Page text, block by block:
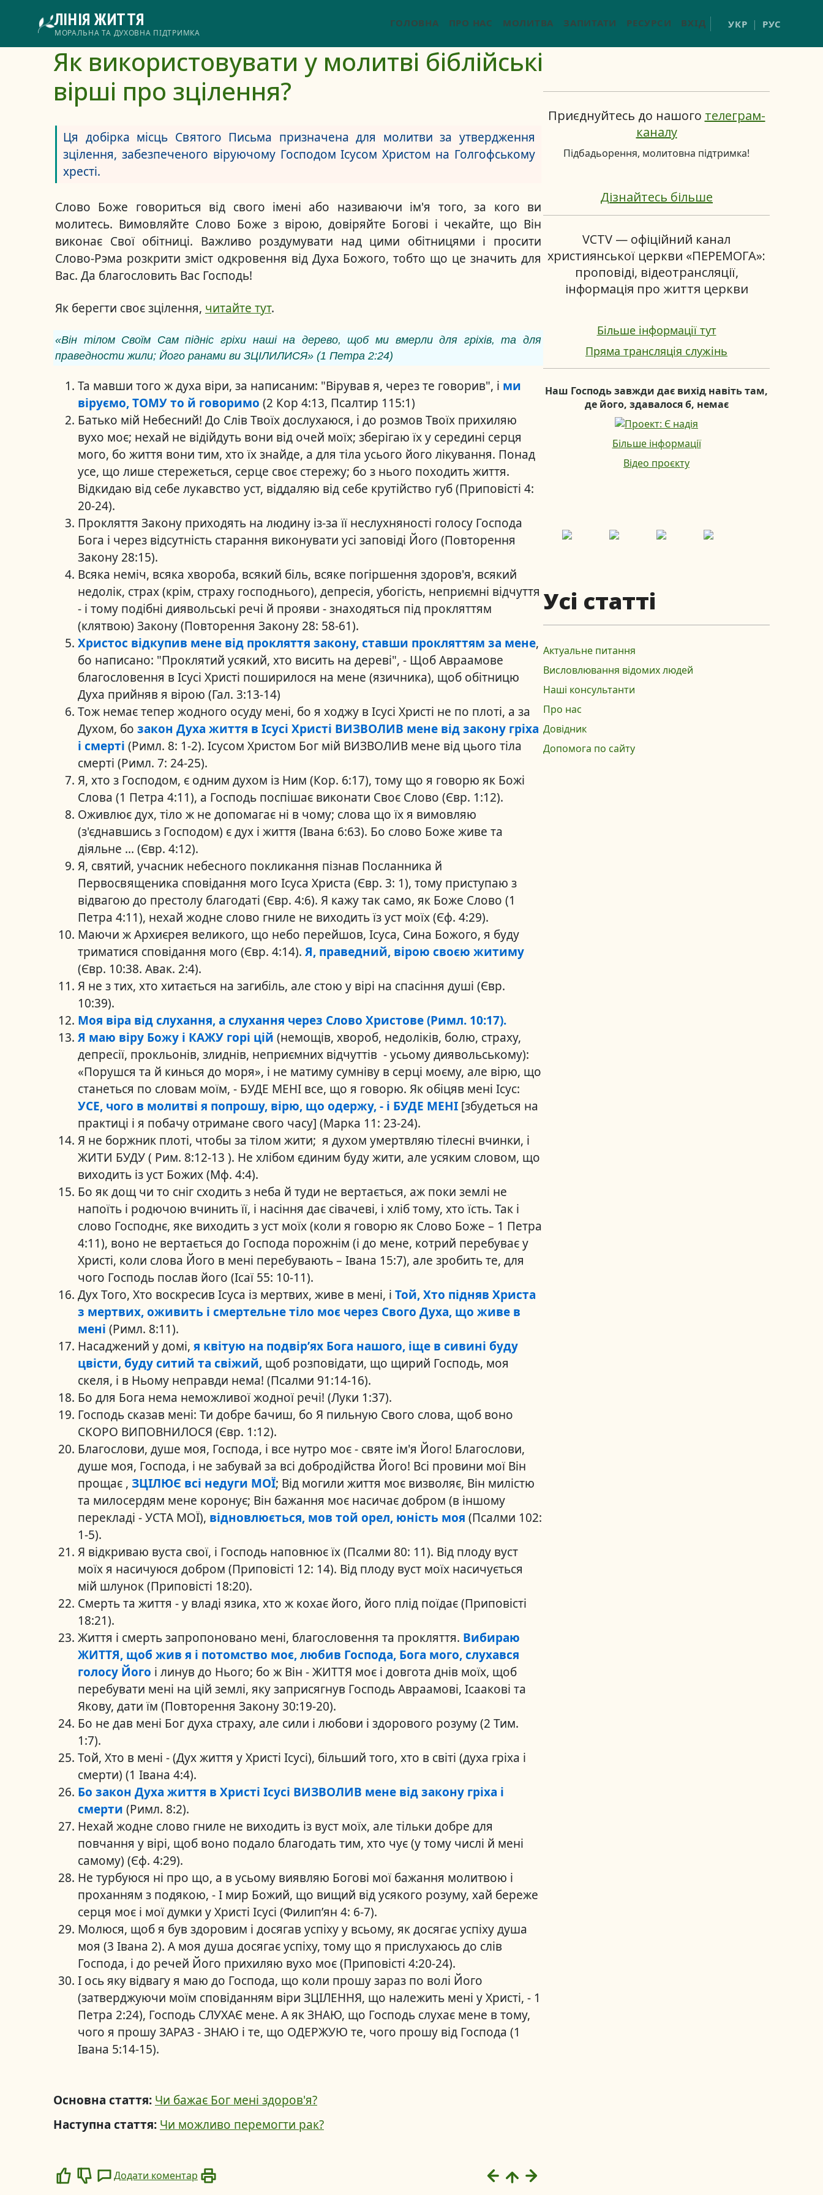
основного
ЛІНІЯ ЖИТТЯ
МОРАЛЬНА ТА ДУХОВНА ПІДТРИМКА
меню
ГОЛОВНА ПРО НАС МОЛИТВА ЗАПИТАТИ РЕСУРСИ ВХІД УКР РУС
Як використовувати у молитві біблійські
вірші про зцілення?
Ця добірка місць Святого Письма призначена для молитви за утвердження
зцілення, забезпеченого віруючому Господом Ісусом Христом на Голгофському
хресті.
Слово Боже говориться від свого імені або називаючи ім'я того, за кого ви
молитесь. Вимовляйте Слово Боже з вірою, довіряйте Богові і чекайте, що Він
виконає Свої обітниці. Важливо роздумувати над цими обітницями і просити
Слово-Рэма розкрити зміст одкровення від Духа Божого, тобто що це значить для
Вас. Да благословить Вас Господь!
Як берегти своє зцілення, читайте тут.
«Він тілом Своїм Сам підніс гріхи наші на дерево, щоб ми вмерли для гріхів, та для
праведности жили; Його ранами ви ЗЦІЛИЛИСЯ» (1 Петра 2:24)
Та мавши того ж духа віри, за написаним: "Вірував я, через те говорив", і ми
віруємо, ТОМУ то й говоримо (2 Кор 4:13, Псалтир 115:1)
Батько мій Небесний! До Слів Твоїх дослухаюся, і до розмов Твоїх прихиляю
вухо моє; нехай не відійдуть вони від очей моїх; зберігаю їх у середині серця
мого, бо життя вони тим, хто їх знайде, а для тіла усього його лікування. Понад
усе, що лише стережеться, серце своє стережу; бо з нього походить життя.
Відкидаю від себе лукавство уст, віддаляю від себе крутійство губ (Приповісті 4:
20-24).
Прокляття Закону приходять на людину із-за її неслухняності голосу Господа
Бога і через відсутність старання виконувати усі заповіді Його (Повторення
Закону 28:15).
Всяка неміч, всяка хвороба, всякий біль, всяке погіршення здоров'я, всякий
недолік, страх (крім, страху господнього), депресія, убогість, неприємні відчуття
- і тому подібні диявольські речі й прояви - знаходяться під прокляттям
(клятвою) Закону (Повторення Закону 28: 58-61).
Христос відкупив мене від прокляття закону, ставши прокляттям за мене,
бо написано: "Проклятий усякий, хто висить на дереві", - Щоб Авраамове
благословення в Ісусі Христі поширилося на мене (язичника), щоб обітницю
Духа прийняв я вірою (Гал. 3:13-14)
Тож немає тепер жодного осуду мені, бо я ходжу в Ісусі Христі не по плоті, а за
Духом, бо закон Духа життя в Ісусі Христі ВИЗВОЛИВ мене від закону гріха
і смерті (Римл. 8: 1-2). Ісусом Христом Бог мій ВИЗВОЛИВ мене від цього тіла
смерті (Римл. 7: 24-25).
Я, хто з Господом, є одним духом із Ним (Кор. 6:17), тому що я говорю як Божі
Слова (1 Петра 4:11), а Господь поспішає виконати Своє Слово (Євр. 1:12).
Оживлює дух, тіло ж не допомагає ні в чому; слова що їх я вимовляю
(з'єднавшись з Господом) є дух і життя (Івана 6:63). Бо слово Боже живе та
діяльне ... (Євр. 4:12).
Я, святий, учасник небесного покликання пізнав Посланника й
Первосвященика сповідання мого Ісуса Христа (Євр. 3: 1), тому приступаю з
відвагою до престолу благодаті (Євр. 4:6). Я кажу так само, як Боже Слово (1
Петра 4:11), нехай жодне слово гниле не виходить їз уст моїх (Єф. 4:29).
Маючи ж Архиєрея великого, що небо перейшов, Ісуса, Сина Божого, я буду
триматися сповідання мого (Євр. 4:14). Я, праведний, вірою своєю житиму
(Євр. 10:38. Авак. 2:4).
Я не з тих, хто хитається на загибіль, але стою у вірі на спасіння душі (Євр.
10:39).
Моя віра від слухання, а слухання через Слово Христове (Римл. 10:17).
Я маю віру Божу і КАЖУ горі цій (немощів, хвороб, недоліків, болю, страху,
депресії, прокльонів, злиднів, неприємних відчуттів - усьому диявольському):
«Порушся та й кинься до моря», і не матиму сумніву в серці моєму, але вірю, що
станеться по словам моїм, - БУДЕ МЕНІ все, що я говорю. Як обіцяв мені Ісус:
УСЕ, чого в молитві я попрошу, вірю, що одержу, - і БУДЕ МЕНІ [збудеться на
практиці і я побачу отримане свого часу] (Марка 11: 23-24).
Я не боржник плоті, чтобы за тілом жити; я духом умертвляю тілесні вчинки, і
ЖИТИ БУДУ ( Рим. 8:12-13 ). Не хлібом єдиним буду жити, але усяким словом, що
виходить із уст Божих (Мф. 4:4).
Бо як дощ чи то сніг сходить з неба й туди не вертається, аж поки землі не
напоїть і родючою вчинить її, і насіння дає сівачеві, і хліб тому, хто їсть. Так і
слово Господнє, яке виходить з уст моїх (коли я говорю як Слово Боже – 1 Петра
4:11), воно не вертається до Господа порожнім (і до мене, котрий перебуває у
Христі, коли слова Його в мені перебувають – Івана 15:7), але зробить те, для
чого Господь послав його (Ісаї 55: 10-11).
Дух Того, Хто воскресив Ісуса із мертвих, живе в мені, і Той, Хто підняв Христа
з мертвих, оживить і смертельне тіло моє через Свого Духа, що живе в
мені (Римл. 8:11).
Насаджений у домі, я квітую на подвір’ях Бога нашого, іще в сивині буду
цвісти, буду ситий та свіжий, щоб розповідати, що щирий Господь, моя
скеля, і в Ньому неправди нема! (Псалми 91:14-16).
Бо для Бога нема неможливої жодної речі! (Луки 1:37).
Господь сказав мені: Ти добре бачиш, бо Я пильную Свого слова, щоб воно
СКОРО ВИПОВНИЛОСЯ (Євр. 1:12).
Благослови, душе моя, Господа, і все нутро моє - святе ім'я Його! Благослови,
душе моя, Господа, і не забувай за всі добродійства Його! Всі провини мої Він
прощає , ЗЦІЛЮЄ всі недуги МОЇ; Від могили життя моє визволяє, Він милістю
та милосердям мене коронує; Він бажання моє насичає добром (в іншому
перекладі - УСТА МОЇ), відновлюється, мов той орел, юність моя (Псалми 102:
1-5).
Я відкриваю вуста свої, і Господь наповнює їх (Псалми 80: 11). Від плоду вуст
моїх я насичуюся добром (Приповісті 12: 14). Від плоду вуст моїх насичується
мій шлунок (Приповісті 18:20).
Смерть та життя - у владі язика, хто ж кохає його, його плід поїдає (Приповісті
18:21).
Життя і смерть запропоновано мені, благословення та прокляття. Вибираю
ЖИТТЯ, щоб жив я і потомство моє, любив Господа, Бога мого, слухався
голосу Його і линув до Нього; бо ж Він - ЖИТТЯ моє і довгота днів моїх, щоб
перебувати мені на цій землі, яку заприсягнув Господь Авраамові, Ісаакові та
Якову, дати їм (Повторення Закону 30:19-20).
Бо не дав мені Бог духа страху, але сили і любови і здорового розуму (2 Тим.
1:7).
Той, Хто в мені - (Дух життя у Христі Ісусі), більший того, хто в світі (духа гріха і
смерти) (1 Івана 4:4).
Бо закон Духа життя в Христі Ісусі ВИЗВОЛИВ мене від закону гріха і
смерти (Римл. 8:2).
Нехай жодне слово гниле не виходить із вуст моїх, але тільки добре для
повчання у вірі, щоб воно подало благодать тим, хто чує (у тому числі й мені
самому) (Єф. 4:29).
Не турбуюся ні про що, а в усьому виявляю Богові мої бажання молитвою і
проханням з подякою, - І мир Божий, що вищий від усякого розуму, хай береже
серця моє і мої думки у Христі Ісусі (Филип’ян 4: 6-7).
Молюся, щоб я був здоровим і досягав успіху у всьому, як досягає успіху душа
моя (3 Івана 2). А моя душа досягає успіху, тому що я прислухаюсь до слів
Господа, і до речей Його прихиляю вухо моє (Приповісті 4:20-24).
І ось яку відвагу я маю до Господа, що коли прошу зараз по волі Його
(затверджуючи моїм сповіданням віри ЗЦІЛЕННЯ, що належить мені у Христі, - 1
Петра 2:24), Господь СЛУХАЄ мене. А як ЗНАЮ, що Господь слухає мене в тому,
чого я прошу ЗАРАЗ - ЗНАЮ і те, що ОДЕРЖУЮ те, чого прошу від Господа (1
Івана 5:14-15).
Основна стаття: Чи бажає Бог мені здоров'я?
Наступна стаття: Чи можливо перемогти рак?
LikeDislike
Додати коментар
Усі статті
Актуальне питання
Висловлювання відомих людей
Наші консультанти
Про нас
Довідник
Допомога по сайту
Приєднуйтесь до нашого телеграм-
каналу
Підбадьорення, молитовна підтримка!
Дізнайтесь більше
VCTV — офіційний канал
християнської церкви «ПЕРЕМОГА»:
проповіді, відеотрансляції,
інформація про життя церкви
Більше інформації тут
Пряма трансляція служінь
Наш Господь завжди дає вихід навіть там,
де його, здавалося б, немає
Більше інформації
Відео проєкту